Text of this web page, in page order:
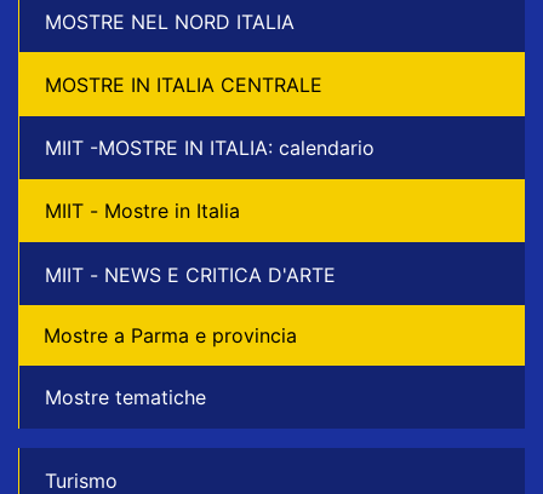
MOSTRE NEL NORD ITALIA
MOSTRE IN ITALIA CENTRALE
MIIT -MOSTRE IN ITALIA: calendario
MIIT - Mostre in Italia
MIIT - NEWS E CRITICA D'ARTE
Mostre a Parma e provincia
Mostre tematiche
Turismo